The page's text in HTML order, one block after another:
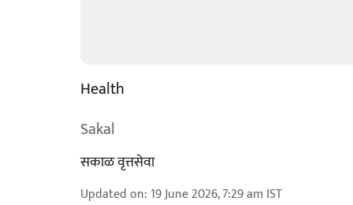
Health
Sakal
सकाळ वृत्तसेवा
Updated on: 19 June 2026, 7:29 am IST